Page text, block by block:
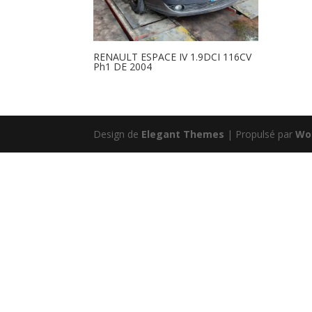
RENAULT ESPACE IV 1.9DCI 116CV
Ph1 DE 2004
Design de Elegant Themes | Propulsé par